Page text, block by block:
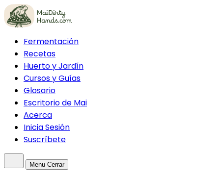
Fermentación
Recetas
Huerto y Jardín
Cursos y Guías
Glosario
Escritorio de Mai
Acerca
Inicia Sesión
Suscríbete
Menu Cerrar